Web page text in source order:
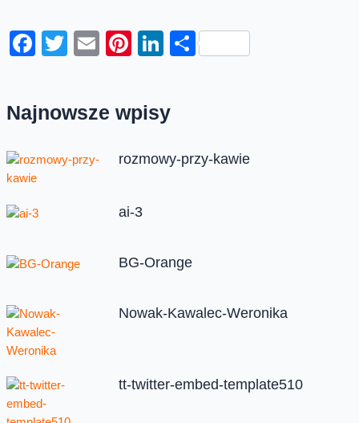
Facebook
Twitter
EmailPinterest
LinkedIn
Share
Najnowsze wpisy
rozmowy-przy-kawie
ai-3
BG-Orange
Nowak-Kawalec-Weronika
tt-twitter-embed-template510